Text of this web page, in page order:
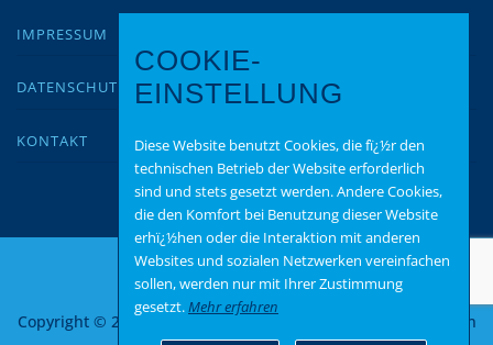
IMPRESSUM
DATENSCHUTZ
KONTAKT
Copyright © 2026 AfD-Rhein-Hunsrück
Theme von
COOKIE-
EINSTELLUNG
Diese Website benutzt Cookies, die fï¿½r den
technischen Betrieb der Website erforderlich
sind und stets gesetzt werden. Andere Cookies,
die den Komfort bei Benutzung dieser Website
erhï¿½hen oder die Interaktion mit anderen
Websites und sozialen Netzwerken vereinfachen
sollen, werden nur mit Ihrer Zustimmung
gesetzt.Mehr erfahren